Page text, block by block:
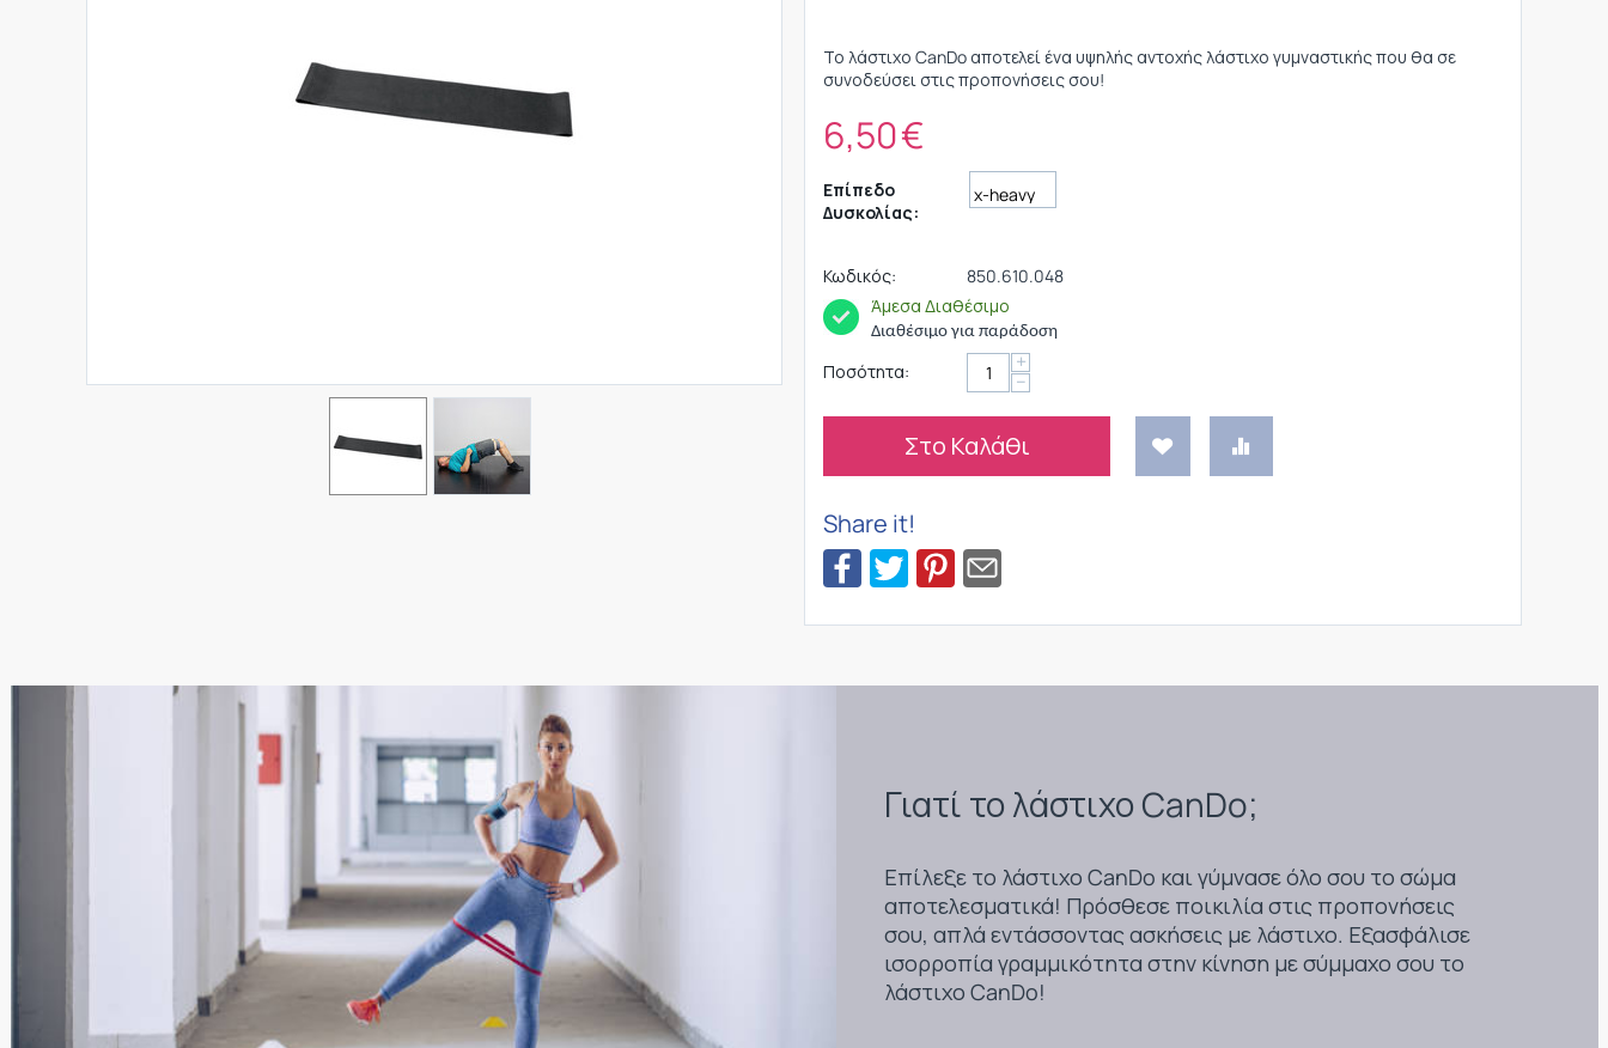
Το λάστιχο CanDo αποτελεί ένα υψηλής αντοχής λάστιχο γυμναστικής που θα σε
συνοδεύσει στις προπονήσεις σου!
6,50€
Επίπεδο
Δυσκολίας:
Κωδικός:
850.610.048
Άμεσα Διαθέσιμο
Διαθέσιμο για παράδοση
Ποσότητα: +
−
Στο Καλάθι
Share it!
Γιατί το λάστιχο CanDo;
Επίλεξε το λάστιχο CanDo και γύμνασε όλο σου το σώμα
αποτελεσματικά! Πρόσθεσε ποικιλία στις προπονήσεις
σου, απλά εντάσσοντας ασκήσεις με λάστιχο. Εξασφάλισε
ισορροπία γραμμικότητα στην κίνηση με σύμμαχο σου το
λάστιχο CanDo!